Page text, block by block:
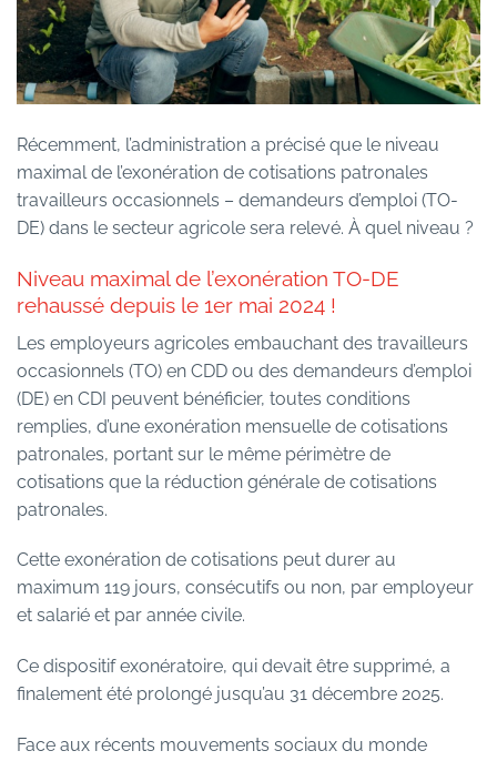
Récemment, l’administration a précisé que le niveau
maximal de l’exonération de cotisations patronales
travailleurs occasionnels – demandeurs d’emploi (TO-
DE) dans le secteur agricole sera relevé. À quel niveau ?
Niveau maximal de l’exonération TO-DE
rehaussé depuis le 1er mai 2024 !
Les employeurs agricoles embauchant des travailleurs
occasionnels (TO) en CDD ou des demandeurs d’emploi
(DE) en CDI peuvent bénéficier, toutes conditions
remplies, d’une exonération mensuelle de cotisations
patronales, portant sur le même périmètre de
cotisations que la réduction générale de cotisations
patronales.
Cette exonération de cotisations peut durer au
maximum 119 jours, consécutifs ou non, par employeur
et salarié et par année civile.
Ce dispositif exonératoire, qui devait être supprimé, a
finalement été prolongé jusqu’au 31 décembre 2025.
Face aux récents mouvements sociaux du monde